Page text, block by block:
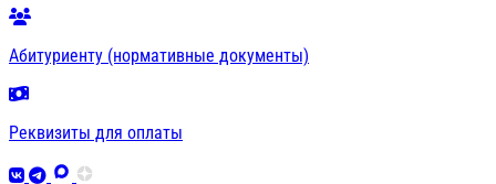
Абитуриенту (нормативные документы)
Реквизиты для оплаты